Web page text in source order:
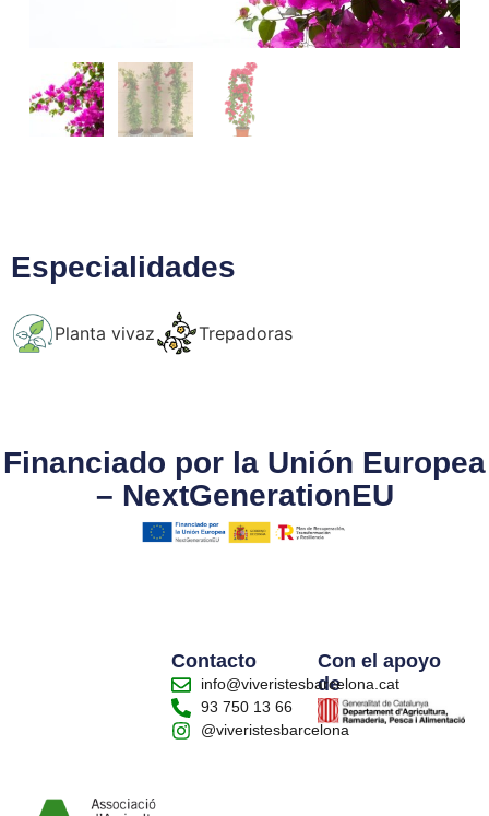
Especialidades
Planta vivaz Trepadoras
Financiado por la Unión Europea
– NextGenerationEU
Con el apoyo
de
Contacto
info@viveristesbarcelona.cat
93 750 13 66
@viveristesbarcelona